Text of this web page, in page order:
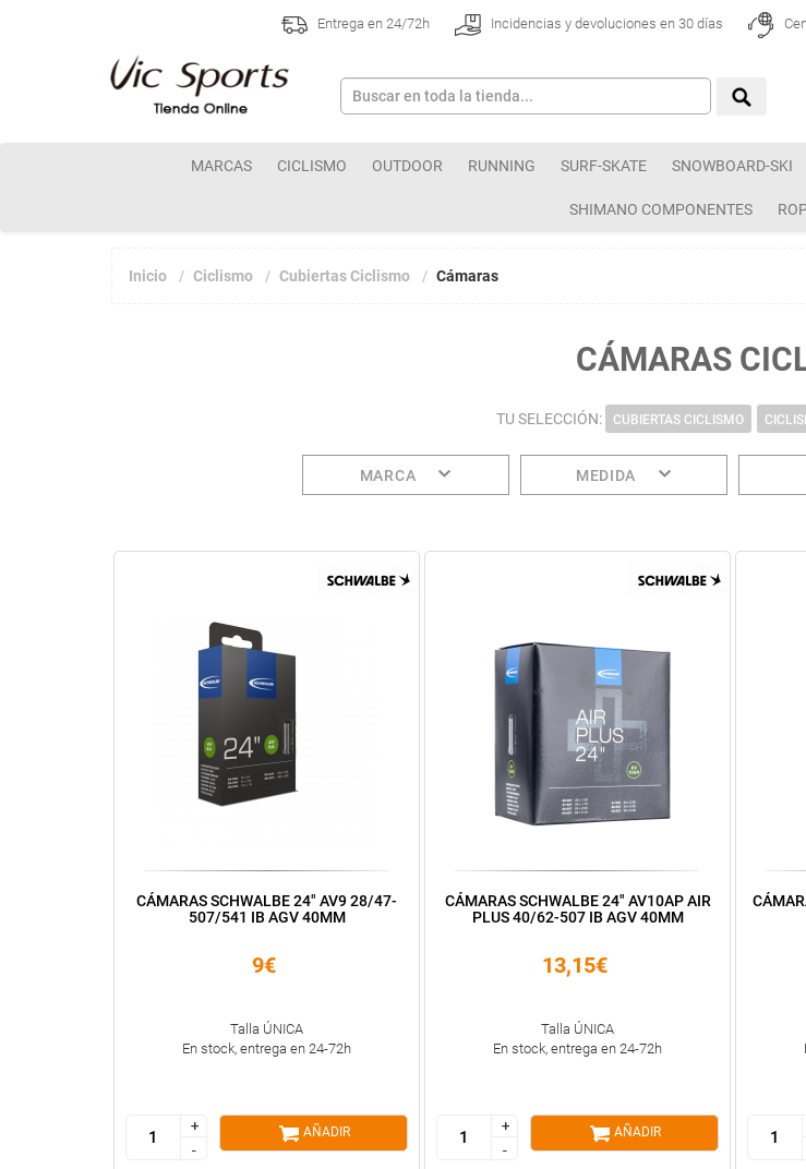
Entrega en 24/72h Incidencias y devoluciones en 30 días
MARCAS CICLISMO OUTDOOR RUNNING SURF-SKATE SNOWBOARD-SKI
SHIMANO COMPONENTES
Inicio Ciclismo Cubiertas Ciclismo Cámaras
CÁMARAS
TU SELECCIÓN: CUBIERTAS CICLISMO
MARCA MEDIDA
CÁMARAS SCHWALBE 24" AV9 28/47-
507/541 IB AGV 40MM
9€
Talla ÚNICA
En stock, entrega en 24-72h
+
-
+
-
AÑADIR
CÁMARAS SCHWALBE 24" AV10AP AIR
PLUS 40/62-507 IB AGV 40MM
13,15€
Talla ÚNICA
En stock, entrega en 24-72h
+
-
+
-
AÑADIR